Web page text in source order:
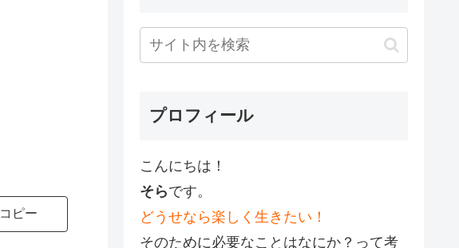
コピー
プロフィール
こんにちは！
そらです。
どうせなら楽しく生きたい！
そのために必要なことはなにか？って考